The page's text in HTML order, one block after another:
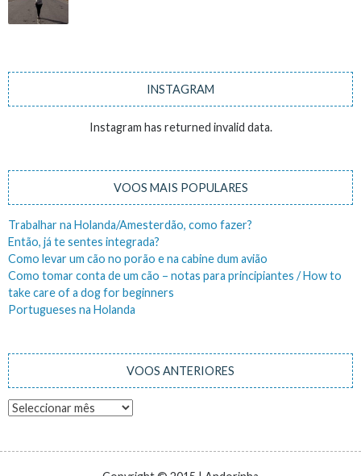
INSTAGRAM
Instagram has returned invalid data.
VOOS MAIS POPULARES
Trabalhar na Holanda/Amesterdão, como fazer?
Então, já te sentes integrada?
Como levar um cão no porão e na cabine dum avião
Como tomar conta de um cão – notas para principiantes / How to
take care of a dog for beginners
Portugueses na Holanda
VOOS ANTERIORES
Voos